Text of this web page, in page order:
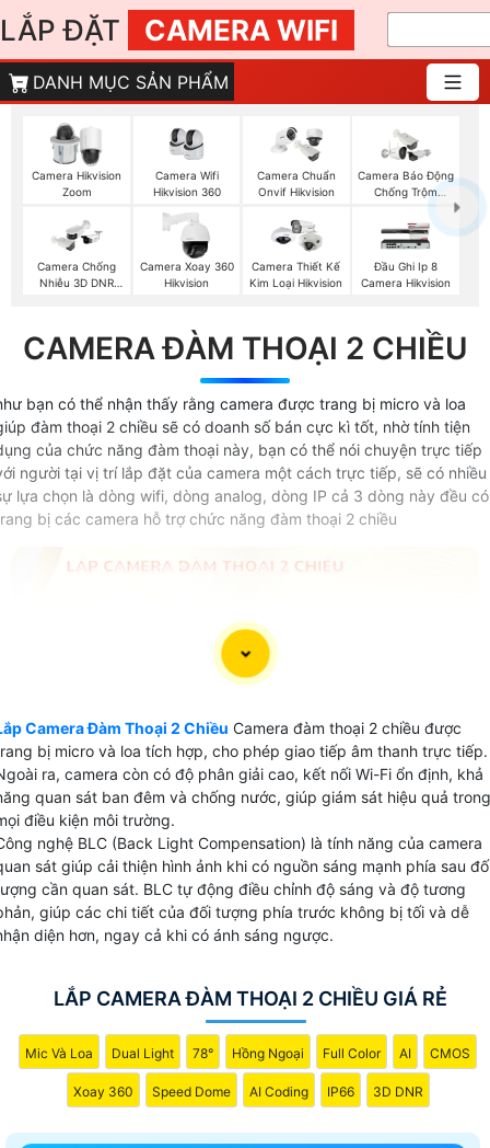
LẮP ĐẶT CAMERA WIFI
DANH MỤC SẢN PHẨM
Camera Hikvision
Zoom
Camera Wifi
Hikvision 360
Camera Chuẩn
Onvif Hikvision
Camera Báo Động
Chống Trộm
Camera Chống
Nhiễu 3D DNR
Camera Xoay 360
Hikvision
Camera Thiết Kế
Kim Loại Hikvision
Đầu Ghi Ip 8
Camera Hikvision
CAMERA ĐÀM THOẠI 2 CHIỀU
bạn có thể nhận thấy rằng camera được trang bị micro và loa
đàm thoại 2 chiều sẽ có doanh số bán cực kì tốt, nhờ tính tiện
của chức năng đàm thoại này, bạn có thể nói chuyện trực tiếp
người tại vị trí lắp đặt của camera một cách trực tiếp, sẽ có nhiều
lựa chọn là dòng wifi, dòng analog, dòng IP cả 3 dòng này đều có
bị các camera hỗ trợ chức năng đàm thoại 2 chiều
Camera Đàm Thoại 2 Chiều Camera đàm thoại 2 chiều được
bị micro và loa tích hợp, cho phép giao tiếp âm thanh trực tiếp.
ra, camera còn có độ phân giải cao, kết nối Wi-Fi ổn định, khả
quan sát ban đêm và chống nước, giúp giám sát hiệu quả trong
điều kiện môi trường.
nghệ BLC (Back Light Compensation) là tính năng của camera
sát giúp cải thiện hình ảnh khi có nguồn sáng mạnh phía sau
cần quan sát. BLC tự động điều chỉnh độ sáng và độ tương
giúp các chi tiết của đối tượng phía trước không bị tối và dễ
diện hơn, ngay cả khi có ánh sáng ngược.
LẮP CAMERA ĐÀM THOẠI 2 CHIỀU GIÁ RẺ
Mic Và Loa Dual Light 78° Hồng Ngoại Full Color AI CMOS
Xoay 360 Speed Dome AI Coding IP66 3D DNR